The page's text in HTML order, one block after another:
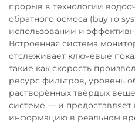
прорыв в технологии
обратного осмоса (buy ro
использовании и
Встроенная система
отслеживает ключевые
такие как скорость
ресурс фильтров, уровень
растворённых твёрдых
системе — и предоставляет
информацию в реальном